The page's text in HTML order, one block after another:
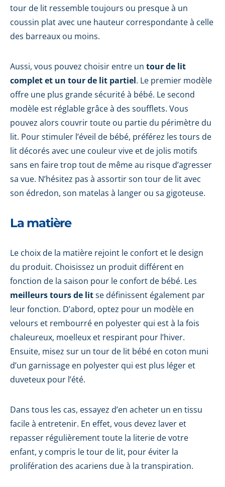
tour de lit ressemble toujours ou presque à un
coussin plat avec une hauteur correspondante à celle
des barreaux ou moins.
Aussi, vous pouvez choisir entre un tour de lit
complet et un tour de lit partiel. Le premier modèle
offre une plus grande sécurité à bébé. Le second
modèle est réglable grâce à des soufflets. Vous
pouvez alors couvrir toute ou partie du périmètre du
lit. Pour stimuler l’éveil de bébé, préférez les tours de
lit décorés avec une couleur vive et de jolis motifs
sans en faire trop tout de même au risque d’agresser
sa vue. N’hésitez pas à assortir son tour de lit avec
son édredon, son matelas à langer ou sa gigoteuse.
La matière
Le choix de la matière rejoint le confort et le design
du produit. Choisissez un produit différent en
fonction de la saison pour le confort de bébé. Les
meilleurs tours de litse définissent également par
leur fonction. D’abord, optez pour un modèle en
velours et rembourré en polyester qui est à la fois
chaleureux, moelleux et respirant pour l’hiver.
Ensuite, misez sur un tour de lit bébé en coton muni
d’un garnissage en polyester qui est plus léger et
duveteux pour l’été.
Dans tous les cas, essayez d’en acheter un en tissu
facile à entretenir. En effet, vous devez laver et
repasser régulièrement toute la literie de votre
enfant, y compris le tour de lit, pour éviter la
prolifération des acariens due à la transpiration.